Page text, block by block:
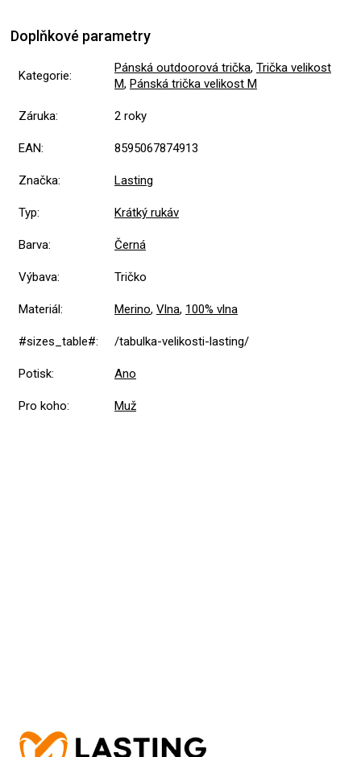
Doplňkové parametry
Kategorie:
Pánská outdoorová trička, Trička velikost
M, Pánská trička velikost M
Záruka: 2 roky
EAN: 8595067874913
Značka: Lasting
Typ: Krátký rukáv
Barva: Černá
Výbava: Tričko
Materiál: Merino, Vlna, 100% vlna
#sizes_table#: /tabulka-velikosti-lasting/
Potisk: Ano
Pro koho: Muž